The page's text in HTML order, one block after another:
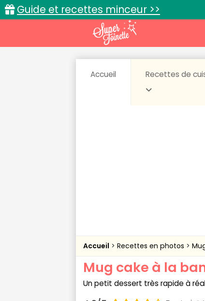
Guide et recettes minceur >>
Accueil Recettes de
Accueil Recettes en photos
Mug cake à la
Un petit dessert très rapide à